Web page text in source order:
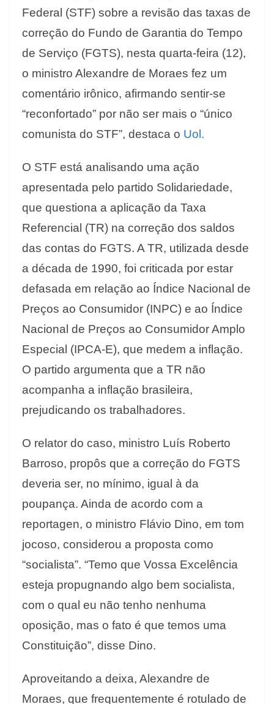
Federal (STF) sobre a revisão das taxas de
correção do Fundo de Garantia do Tempo
de Serviço (FGTS), nesta quarta-feira (12),
o ministro Alexandre de Moraes fez um
comentário irônico, afirmando sentir-se
“reconfortado” por não ser mais o “único
comunista do STF”, destaca o Uol.
O STF está analisando uma ação
apresentada pelo partido Solidariedade,
que questiona a aplicação da Taxa
Referencial (TR) na correção dos saldos
das contas do FGTS. A TR, utilizada desde
a década de 1990, foi criticada por estar
defasada em relação ao Índice Nacional de
Preços ao Consumidor (INPC) e ao Índice
Nacional de Preços ao Consumidor Amplo
Especial (IPCA-E), que medem a inflação.
O partido argumenta que a TR não
acompanha a inflação brasileira,
prejudicando os trabalhadores.
O relator do caso, ministro Luís Roberto
Barroso, propôs que a correção do FGTS
deveria ser, no mínimo, igual à da
poupança. Ainda de acordo com a
reportagen, o ministro Flávio Dino, em tom
jocoso, considerou a proposta como
“socialista”. “Temo que Vossa Excelência
esteja propugnando algo bem socialista,
com o qual eu não tenho nenhuma
oposição, mas o fato é que temos uma
Constituição”, disse Dino.
Aproveitando a deixa, Alexandre de
Moraes, que frequentemente é rotulado de